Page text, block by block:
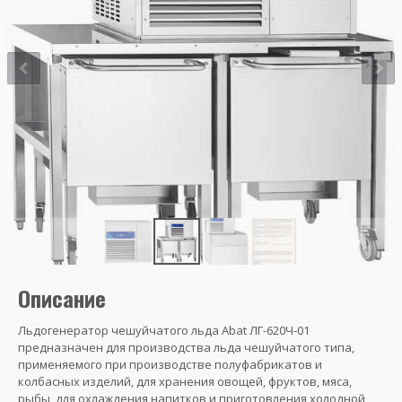
Описание
Льдогенератор чешуйчатого льда Abat ЛГ-620Ч-01
предназначен для производства льда чешуйчатого типа,
применяемого при производстве полуфабрикатов и
колбасных изделий, для хранения овощей, фруктов, мяса,
рыбы, для охлаждения напитков и приготовления холодной